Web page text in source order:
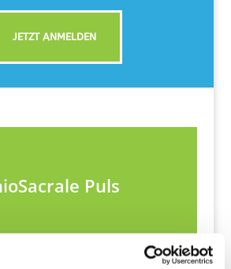
JETZT ANMELDEN
Puls
System ist durch eine
Bewegungsfähigkeit